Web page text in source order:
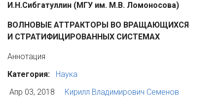
И.Н.Сибгатуллин (МГУ им. М.В. Ломоносова)
ВОЛНОВЫЕ АТТРАКТОРЫ ВО ВРАЩАЮЩИХСЯ
И СТРАТИФИЦИРОВАННЫХ СИСТЕМАХ
Аннотация
Категория:
Наука
Апр 03, 2018
Кирилл Владимирович Семенов